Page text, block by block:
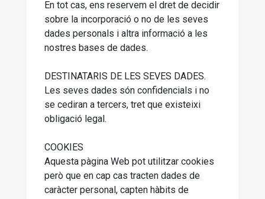
En tot cas, ens reservem el dret de decidir
sobre la incorporació o no de les seves
dades personals i altra informació a les
nostres bases de dades.
DESTINATARIS DE LES SEVES DADES.
Les seves dades són confidencials i no
se cediran a tercers, tret que existeixi
obligació legal.
COOKIES
Aquesta pàgina Web pot utilitzar cookies
però que en cap cas tracten dades de
caràcter personal, capten hàbits de